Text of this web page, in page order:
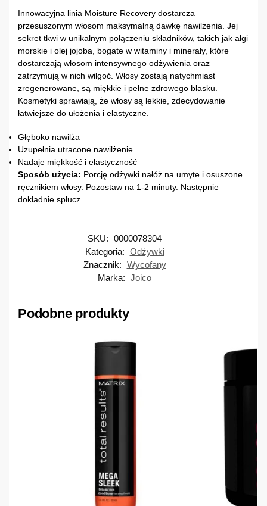
Innowacyjna linia Moisture Recovery dostarcza
przesuszonym włosom maksymalną dawkę nawilżenia. Jej
sekret tkwi w unikalnym połączeniu składników, takich jak algi
morskie i olej jojoba, bogate w witaminy i minerały, które
dostarczają włosom intensywnego odżywienia oraz
zatrzymują w nich wilgoć. Włosy zostają natychmiast
zregenerowane, są miękkie i pełne zdrowego blasku.
Kosmetyki sprawiają, że włosy są lekkie, zdecydowanie
łatwiejsze do ułożenia i elastyczne.
Głęboko nawilża
Uzupełnia utracone nawilżenie
Nadaje miękkość i elastyczność
Sposób użycia: Porcję odżywki nałóż na umyte i osuszone
ręcznikiem włosy. Pozostaw na 1-2 minuty. Następnie
dokładnie spłucz.
SKU: 0000078304
Kategoria: Odżywki
Znacznik: Wycofany
Marka: Joico
Podobne produkty